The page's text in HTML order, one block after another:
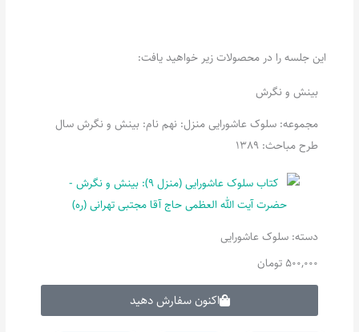
این جلسه را در محصولات زیر خواهید یافت:
بینش و نگرش
مجموعه: سلوک عاشورایی منزل: نهم نام: بینش و نگرش سال
طرح مباحث: 1389
دسته:سلوک عاشورایی
500,000 تومان
اکنون سفارش دهید